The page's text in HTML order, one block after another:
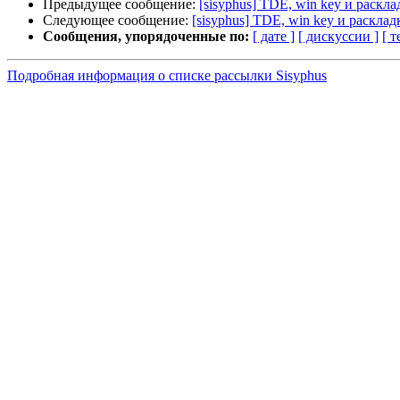
Предыдущее сообщение: [sisyphus] TDE, win key и
Следующее сообщение: [sisyphus] TDE, win key и
Сообщения, упорядоченные по: [ дате ] [ дискуссии ] [
Подробная информация о списке рассылки Sisyphus